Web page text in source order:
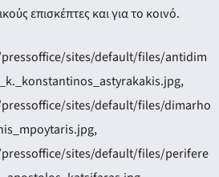
επισκέπτες και για το κοινό.
sites/default/files/antidim
sites/default/files/dimarho
sites/default/files/perifere